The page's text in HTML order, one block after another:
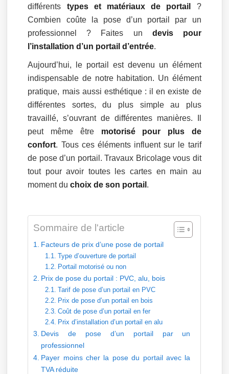
différents types et matériaux de portail
?
Combien coûte la pose d’un portail par un
professionnel ? Faites un devis pour
l’installation d’un portail d’entrée.
Aujourd’hui, le portail est devenu un élément
indispensable de notre habitation. Un élément
pratique, mais aussi esthétique : il en existe de
différentes sortes, du plus simple au plus
travaillé, s’ouvrant de différentes manières. Il
peut même être motorisé pour plus de
confort. Tous ces éléments influent sur le tarif
de pose d’un portail. Travaux Bricolage vous dit
tout pour avoir toutes les cartes en main au
moment duchoix de son portail .
Sommaire de l'article
Facteurs de prix d’une pose de portail
Type d’ouverture de portail
Portail motorisé ou non
Prix de pose du portail : PVC, alu, bois
Tarif de pose d’un portail en PVC
Prix de pose d’un portail en bois
Coût de pose d’un portail en fer
Prix d’installation d’un portail en alu
Devis de pose d’un portail par un
professionnel
Payer moins cher la pose du portail avec la
TVA réduite